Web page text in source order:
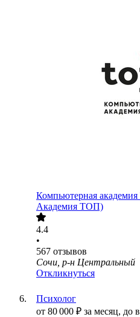
Компьютерная
Академия ТОП)
4.4
•
567 отзывов
Сочи, р-н Центральный
Откликнуться
Психолог
от 80 000 ₽ за месяц, до